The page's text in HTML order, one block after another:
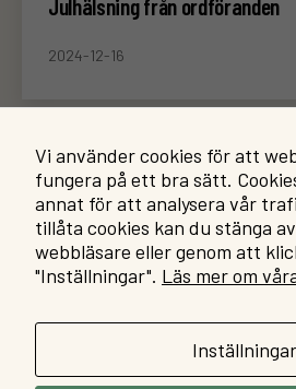
Julhälsning från ordföranden
2024-12-16
Sidnumrering
för
inlägg
2 … 8 Tidigare→
Integritetspolicy
Vi använder cookies för att
fungera på ett bra sätt.
annat för att analysera vår
tillåta cookies kan du stänga
webbläsare eller genom att
"Inställningar". Läs mer om
Inställningar
N
d
v